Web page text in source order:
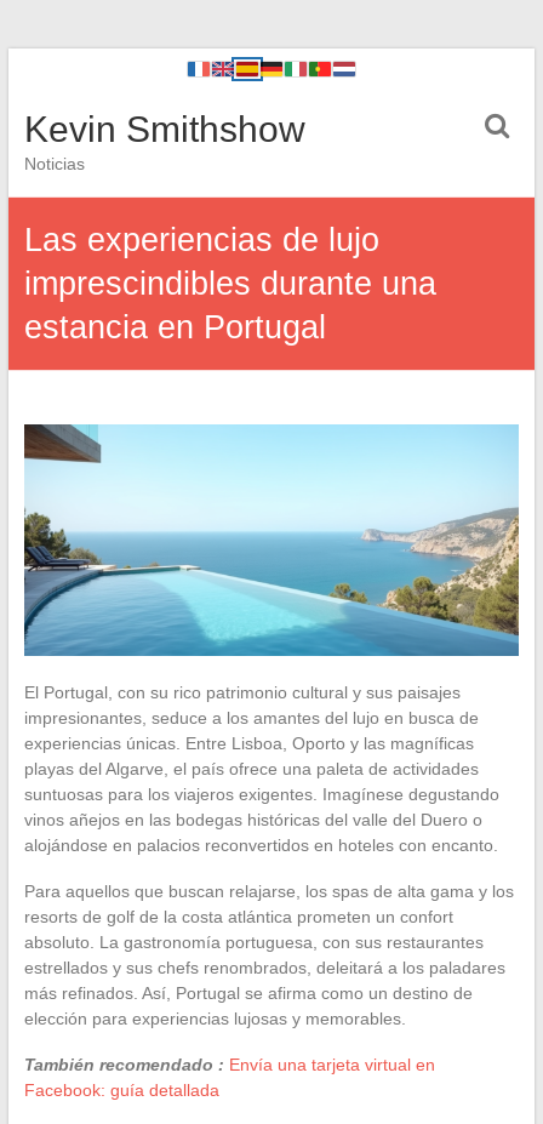
Kevin Smithshow
Noticias
Las experiencias de lujo
imprescindibles durante una
estancia en Portugal
El Portugal, con su rico patrimonio cultural y sus paisajes
impresionantes, seduce a los amantes del lujo en busca de
experiencias únicas. Entre Lisboa, Oporto y las magníficas
playas del Algarve, el país ofrece una paleta de actividades
suntuosas para los viajeros exigentes. Imagínese degustando
vinos añejos en las bodegas históricas del valle del Duero o
alojándose en palacios reconvertidos en hoteles con encanto.
Para aquellos que buscan relajarse, los spas de alta gama y los
resorts de golf de la costa atlántica prometen un confort
absoluto. La gastronomía portuguesa, con sus restaurantes
estrellados y sus chefs renombrados, deleitará a los paladares
más refinados. Así, Portugal se afirma como un destino de
elección para experiencias lujosas y memorables.
También recomendado : Envía una tarjeta virtual en
Facebook: guía detallada